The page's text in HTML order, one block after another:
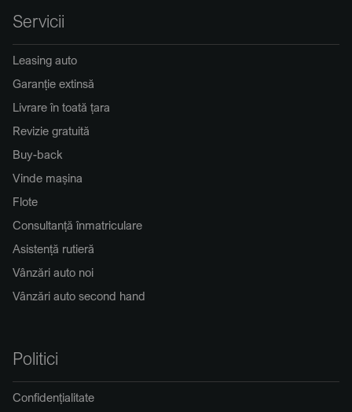
Servicii
Leasing auto
Garanție extinsă
Livrare în toată țara
Revizie gratuită
Buy-back
Vinde mașina
Flote
Consultanță înmatriculare
Asistență rutieră
Vânzări auto noi
Vânzări auto second hand
Politici
Confidențialitate